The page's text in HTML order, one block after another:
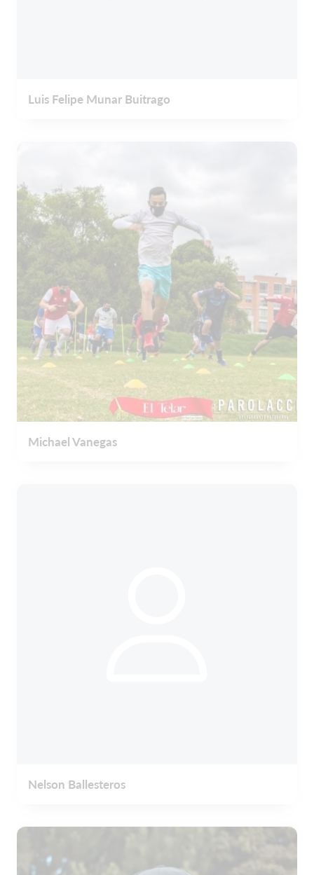
Luis Felipe Munar Buitrago
Michael Vanegas
Nelson Ballesteros